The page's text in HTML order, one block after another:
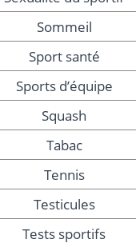
Sommeil
Sport santé
Sports d’équipe
Squash
Tabac
Tennis
Testicules
Tests sportifs